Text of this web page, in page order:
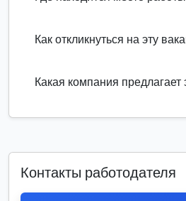
Как откликнуться на эту
Какая компания предлагает
Контакты работодателя